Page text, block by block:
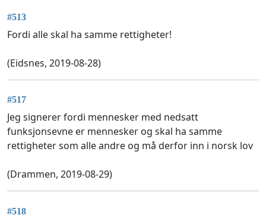
#513
Fordi alle skal ha samme rettigheter!
(Eidsnes, 2019-08-28)
#517
Jeg signerer fordi mennesker med nedsatt
funksjonsevne er mennesker og skal ha samme
rettigheter som alle andre og må derfor inn i norsk lov
(Drammen, 2019-08-29)
#518